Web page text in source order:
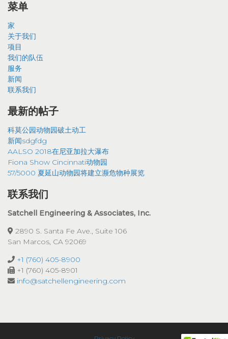
菜单
家
关于我们
项目
我们的队伍
服务
新闻
联系我们
最新的帖子
科莫公园动物园破土动工
新闻sdgfdg
AALSO 2018在尼亚加拉大瀑布
Fiona Show Cincinnati动物园
57/5000 夏延山动物园将建立濒危物种展览
联系我们
Satchell Engineering & Associates, Inc.
2890 S. Santa Fe Ave., Suite 106
San Marcos, CA 92069
+1 (760) 405-8900
+1 (760) 405-8901
info@satchellengineering.com